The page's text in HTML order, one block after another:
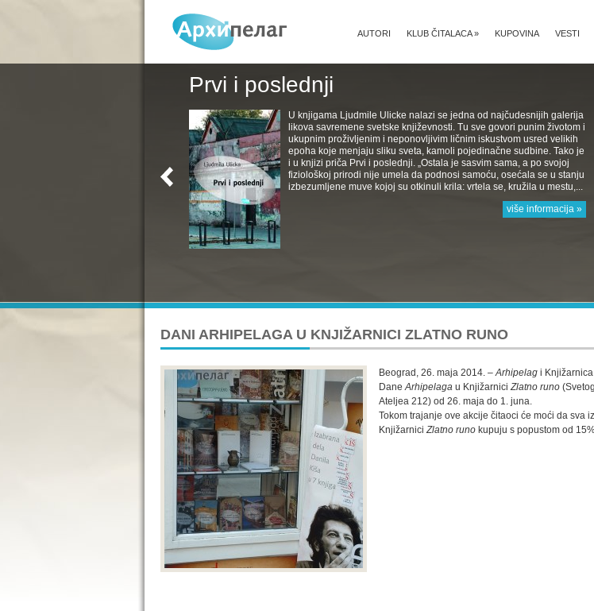
VESTI
KUPOVINA
KLUB ČITALACA»
AUTORI
Prvi i poslednji
U knjigama Ljudmile Ulicke nalazi se jedna od najčudesnijih galerija
likova savremene svetske književnosti. Tu sve govori punim životom i
ukupnim proživljenim i neponovljivim ličnim iskustvom usred velikih
epoha koje menjaju sliku sveta, kamoli pojedinačne sudbine. Tako je
i u knjizi priča Prvi i poslednji. „Ostala je sasvim sama, a po svojoj
fiziološkoj prirodi nije umela da podnosi samoću, osećala se u stanju
izbezumljene muve kojoj su otkinuli krila: vrtela se, kružila u mestu,...
više informacija »
DANI ARHIPELAGA U KNJIŽARNICI ZLATNO RUNO
Beograd, 26. maja 2014. –Arhipelag i
DaneArhipelaga u KnjižarniciZlatno runo
Ateljea 212) od 26. maja do 1. juna.
Tokom trajanje ove akcije čitaoci će moći da sva
KnjižarniciZlatno runo kupuju s popustom od